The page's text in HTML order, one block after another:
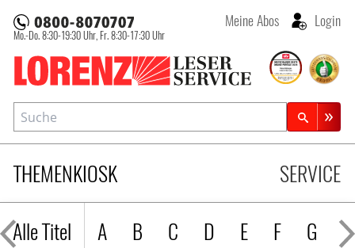
Lorenz Leserservice
Mo.-Do. 8:30-19:30 Uhr, Fr. 8:30-17:30 Uhr
Meine Abos Login
THEMENKIOSK
Alle Titel
A B C D E F G H
SERVICE
Suche
Zeitschriftensuche